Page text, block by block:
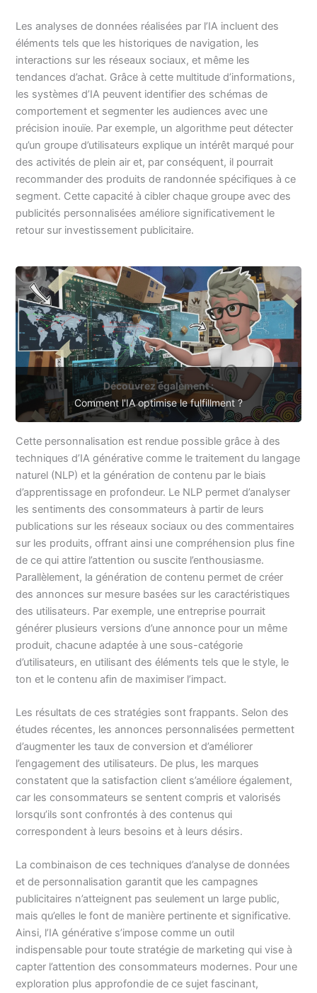
Les analyses de données réalisées par l’IA incluent des
éléments tels que les historiques de navigation, les
interactions sur les réseaux sociaux, et même les
tendances d’achat. Grâce à cette multitude d’informations,
les systèmes d’IA peuvent identifier des schémas de
comportement et segmenter les audiences avec une
précision inouïe. Par exemple, un algorithme peut détecter
qu’un groupe d’utilisateurs explique un intérêt marqué pour
des activités de plein air et, par conséquent, il pourrait
recommander des produits de randonnée spécifiques à ce
segment. Cette capacité à cibler chaque groupe avec des
publicités personnalisées améliore significativement le
retour sur investissement publicitaire.
Découvrez également :
Comment l'IA optimise le fulfillment ?
Cette personnalisation est rendue possible grâce à des
techniques d’IA générative comme le traitement du langage
naturel (NLP) et la génération de contenu par le biais
d’apprentissage en profondeur. Le NLP permet d’analyser
les sentiments des consommateurs à partir de leurs
publications sur les réseaux sociaux ou des commentaires
sur les produits, offrant ainsi une compréhension plus fine
de ce qui attire l’attention ou suscite l’enthousiasme.
Parallèlement, la génération de contenu permet de créer
des annonces sur mesure basées sur les caractéristiques
des utilisateurs. Par exemple, une entreprise pourrait
générer plusieurs versions d’une annonce pour un même
produit, chacune adaptée à une sous-catégorie
d’utilisateurs, en utilisant des éléments tels que le style, le
ton et le contenu afin de maximiser l’impact.
Les résultats de ces stratégies sont frappants. Selon des
études récentes, les annonces personnalisées permettent
d’augmenter les taux de conversion et d’améliorer
l’engagement des utilisateurs. De plus, les marques
constatent que la satisfaction client s’améliore également,
car les consommateurs se sentent compris et valorisés
lorsqu’ils sont confrontés à des contenus qui
correspondent à leurs besoins et à leurs désirs.
La combinaison de ces techniques d’analyse de données
et de personnalisation garantit que les campagnes
publicitaires n’atteignent pas seulement un large public,
mais qu’elles le font de manière pertinente et significative.
Ainsi, l’IA générative s’impose comme un outil
indispensable pour toute stratégie de marketing qui vise à
capter l’attention des consommateurs modernes. Pour une
exploration plus approfondie de ce sujet fascinant,